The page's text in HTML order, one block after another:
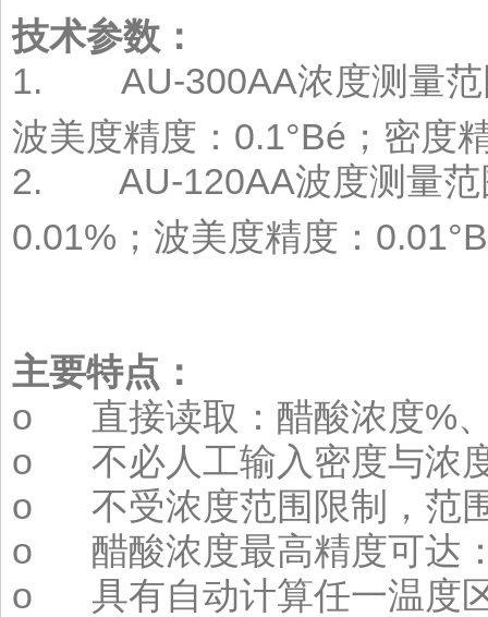
技术参数：
1. AU-300AA浓度测量范
波美度精度：0.1°Bé；密度
2. AU-120AA波度测量范
0.01%；波美度精度：
主要特点：
o 直接读取：醋酸浓度%
o 不必人工输入密度与浓
o 不受浓度范围限制，范
o 醋酸浓度最高精度可达
o 具有自动计算任一温度